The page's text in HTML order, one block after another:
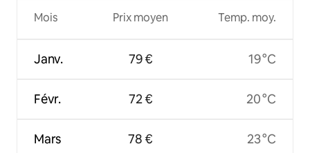
Mois
Janv.
Févr.
Mars
Prix moyen
79 €
72 €
78 €
Temp. moy.
19 °C
20 °C
23 °C